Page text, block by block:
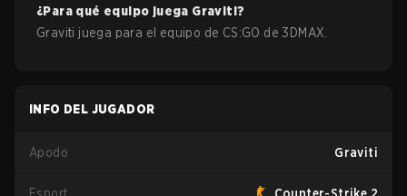
¿Para qué equipo juega Graviti?
Graviti juega para el equipo de CS:GO de3DMAX
INFO DEL JUGADOR
Apodo Graviti